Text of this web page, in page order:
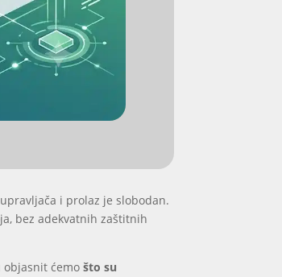
i prolaz je slobodan.
bez adekvatnih zaštitnih
objasnit ćemošto su